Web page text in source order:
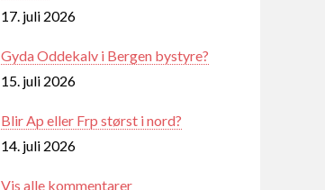
17. juli 2026
Gyda Oddekalv i Bergen bystyre?
15. juli 2026
Blir Ap eller Frp størst i nord?
14. juli 2026
Vis alle kommentarer